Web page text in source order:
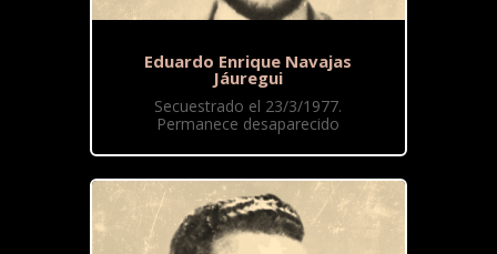
Eduardo Enrique Navajas
Jáuregui
Secuestrado el 23/3/1977.
Permanece desaparecido